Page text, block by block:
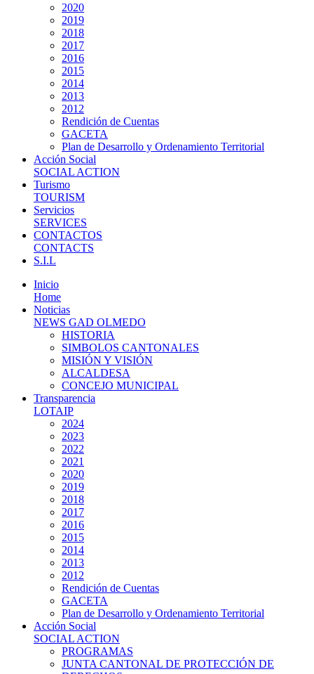
2020
2019
2018
2017
2016
2015
2014
2013
2012
Rendición de Cuentas
GACETA
Plan de Desarrollo y Ordenamiento Territorial
Acción Social
SOCIAL ACTION
Turismo
TOURISM
Servicios
SERVICES
CONTACTOS
CONTACTS
S.I.L
Inicio
Home
Noticias
NEWS GAD OLMEDO
HISTORIA
SIMBOLOS CANTONALES
MISIÓN Y VISIÓN
ALCALDESA
CONCEJO MUNICIPAL
Transparencia
LOTAIP
2024
2023
2022
2021
2020
2019
2018
2017
2016
2015
2014
2013
2012
Rendición de Cuentas
GACETA
Plan de Desarrollo y Ordenamiento Territorial
Acción Social
SOCIAL ACTION
PROGRAMAS
JUNTA CANTONAL DE PROTECCIÓN DE